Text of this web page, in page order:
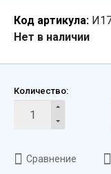
Код артикула:
Нет в наличии
Количество:
Сравнение